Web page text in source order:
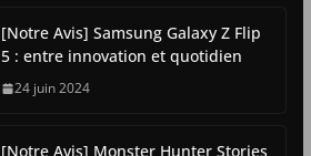
[Notre Avis] Samsung Galaxy Z Flip
5 : entre innovation et quotidien
24 juin 2024
[Notre Avis] Monster Hunter Stories